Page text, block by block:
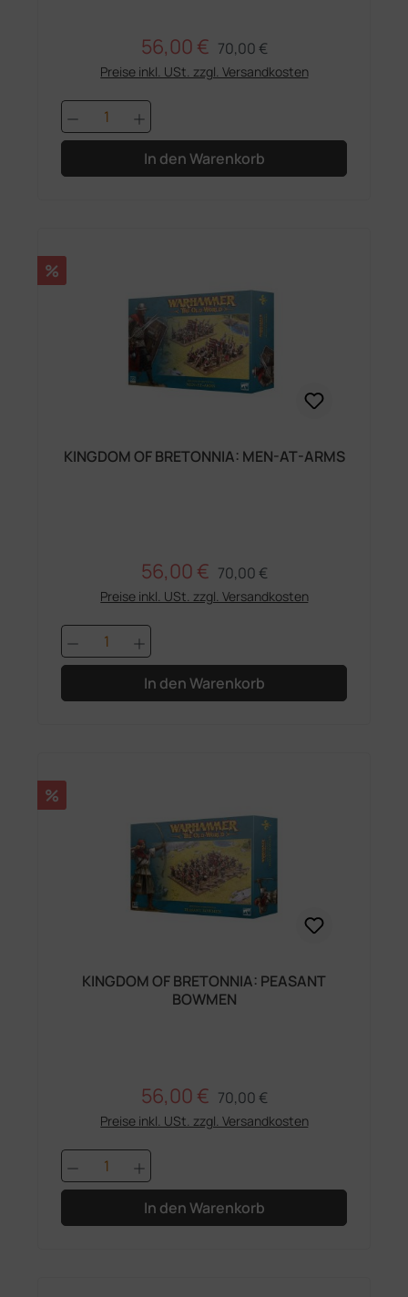
Verkaufspreis:
56,00 € Regulärer Preis:
70,00 €
Preise inkl. USt. zzgl. Versandkosten
Produkt Anzahl: Gib den
In den Warenkorb
Rabatt
%
KINGDOM OF BRETONNIA: MEN-AT-ARMS
Verkaufspreis:
56,00 € Regulärer Preis:
70,00 €
Preise inkl. USt. zzgl. Versandkosten
Produkt Anzahl: Gib den
In den Warenkorb
Rabatt
%
KINGDOM OF BRETONNIA: PEASANT
BOWMEN
Verkaufspreis:
56,00 € Regulärer Preis:
70,00 €
Preise inkl. USt. zzgl. Versandkosten
Produkt Anzahl: Gib den
In den Warenkorb